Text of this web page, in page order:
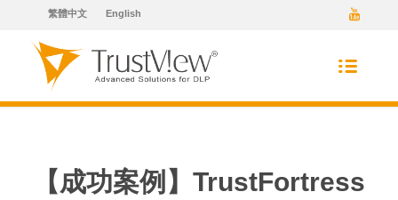
繁體中文 English
【成功案例】TrustFortress